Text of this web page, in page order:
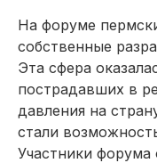
На форуме
собственные
Эта сфера
пострадавших в
давления на
стали
Участники